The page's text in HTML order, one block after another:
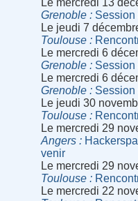
Le mercredi 13
Grenoble
Session
Le jeudi 7
Toulouse
Le mercredi 6
Grenoble
Session
Le mercredi 6
Grenoble
Session
Le jeudi 30
Toulouse
Le mercredi 29
Angers
venir
Le mercredi 29
Toulouse
Le mercredi 22